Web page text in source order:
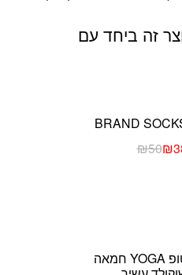
זה ביחד עם
BRAND
₪50₪
טופ YOGA חמאה